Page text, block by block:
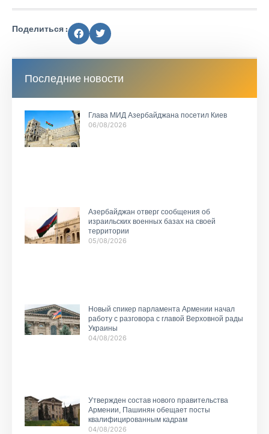
Поделиться :
Последние новости
Глава МИД Азербайджана посетил Киев
06/08/2026
Азербайджан отверг сообщения об
израильских военных базах на своей
территории
05/08/2026
Новый спикер парламента Армении начал
работу с разговора с главой Верховной рады
Украины
04/08/2026
Утвержден состав нового правительства
Армении, Пашинян обещает посты
квалифицированным кадрам
04/08/2026